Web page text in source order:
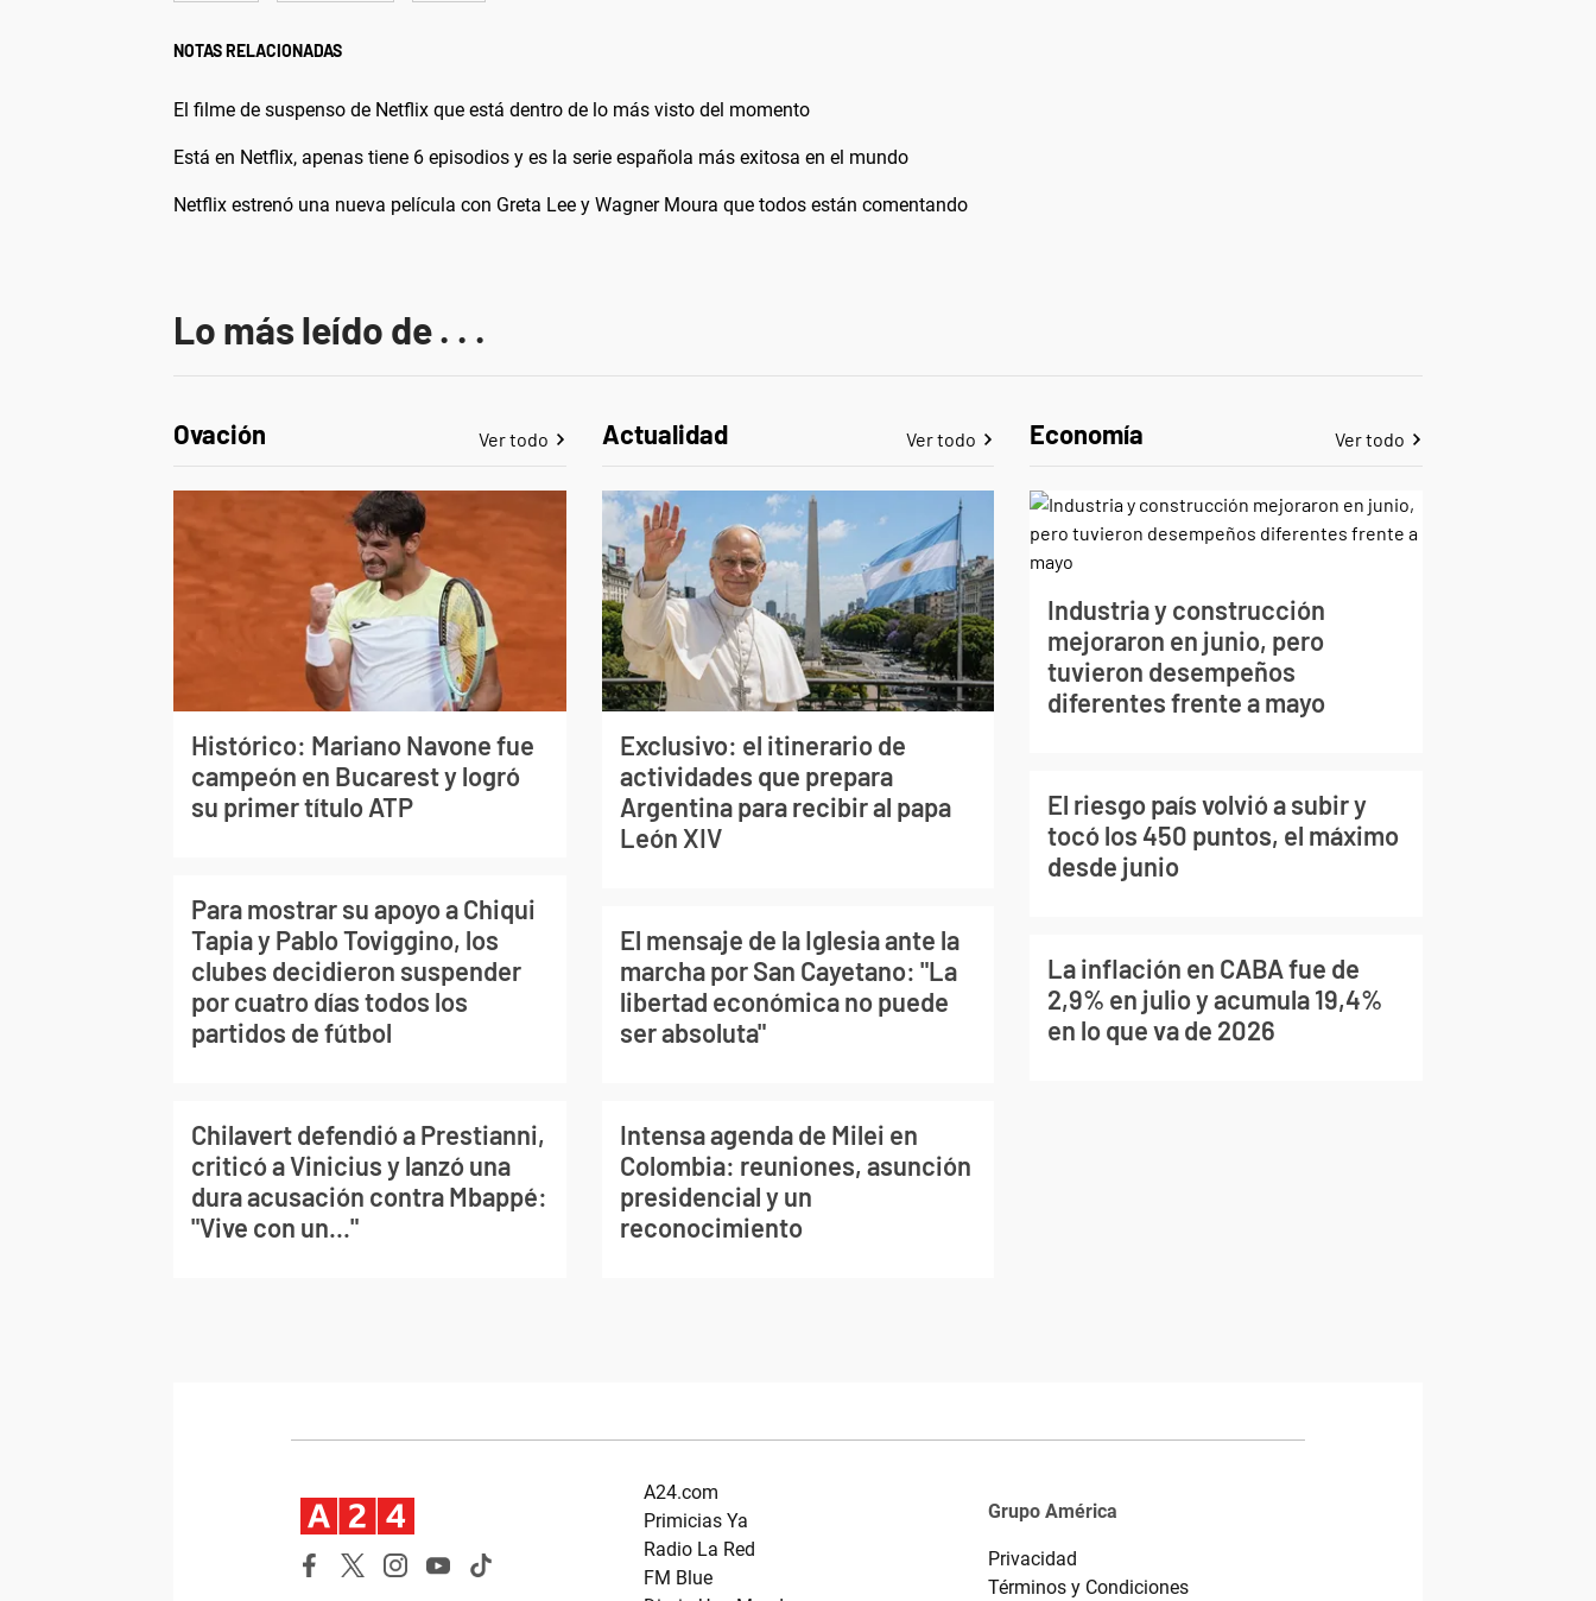
NOTAS RELACIONADAS
El filme de suspenso de Netflix que está dentro de lo más visto del momento
Está en Netflix, apenas tiene 6 episodios y es la serie española más exitosa en el mundo
Netflix estrenó una nueva película con Greta Lee y Wagner Moura que todos están comentando
Lo más leído de . . .
Ovación Ver todo
Histórico: Mariano Navone fue
campeón en Bucarest y logró
su primer título ATP
Para mostrar su apoyo a Chiqui
Tapia y Pablo Toviggino, los
clubes decidieron suspender
por cuatro días todos los
partidos de fútbol
Chilavert defendió a Prestianni,
criticó a Vinicius y lanzó una
dura acusación contra Mbappé:
"Vive con un..."
Actualidad Ver todo
Exclusivo: el itinerario de
actividades que prepara
Argentina para recibir al papa
León XIV
El mensaje de la Iglesia ante la
marcha por San Cayetano: "La
libertad económica no puede
ser absoluta"
Intensa agenda de Milei en
Colombia: reuniones, asunción
presidencial y un
reconocimiento
Economía Ver todo
Industria y construcción
mejoraron en junio, pero
tuvieron desempeños
diferentes frente a mayo
El riesgo país volvió a subir y
tocó los 450 puntos, el máximo
desde junio
La inflación en CABA fue de
2,9% en julio y acumula 19,4%
en lo que va de 2026
A24.com
Primicias Ya
Radio La Red
FM Blue
Grupo América
Privacidad
Términos y Condiciones